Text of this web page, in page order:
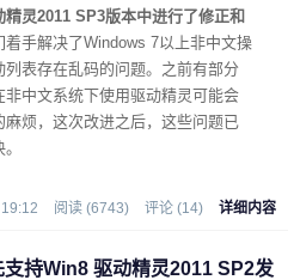
精灵2011 SP3版本中进行了修正和
着手解决了Windows 7以上非中文操
列表存在乱码的问题。之前有部分
非中文系统下使用驱动精灵可能会
麻烦，这次改进之后，这些问题已
阅读 (6743) 评论 (14) 详细内容
支持Win8 驱动精灵2011 SP2发